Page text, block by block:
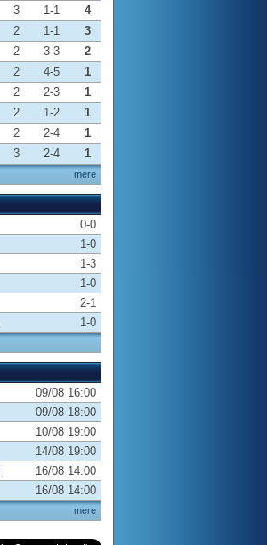
mere
3 1-1
4
2 1-1
3
2 3-3
2
2 4-5
1
2 2-3
1
2 1-2
1
2 2-4
1
3 2-4 1
0-0
1-0
1-3
1-0
2-1
1-0
mere
09/08 16:00
09/08 18:00
10/08 19:00
14/08 19:00
16/08 14:00
16/08 14:00